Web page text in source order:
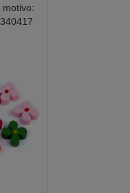
motivo: